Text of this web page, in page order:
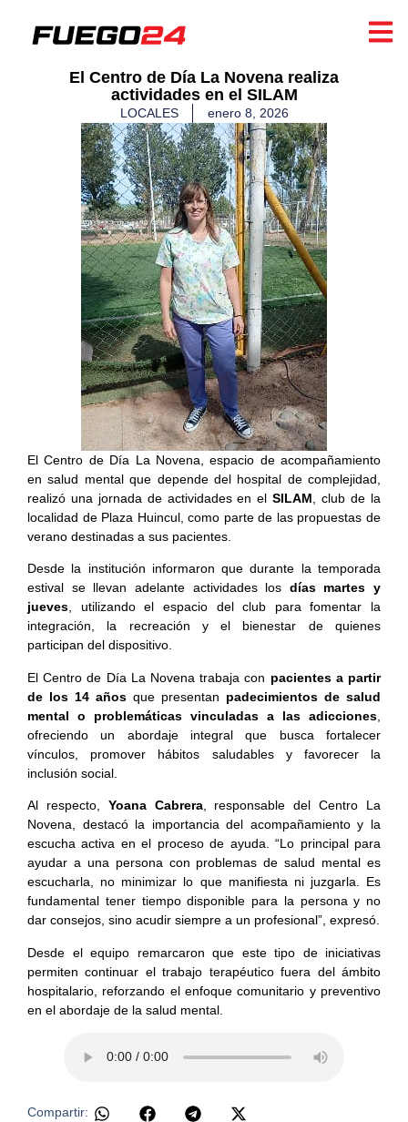
El Centro de Día La Novena realiza
actividades en el SILAM
LOCALES enero 8, 2026
El Centro de Día La Novena, espacio de acompañamiento
en salud mental que depende del hospital de complejidad,
realizó una jornada de actividades en elSILAM , club de la
localidad de Plaza Huincul, como parte de las propuestas de
verano destinadas a sus pacientes.
Desde la institución informaron que durante la temporada
estival se llevan adelante actividades los días martes y
jueves, utilizando el espacio del club para fomentar la
integración, la recreación y el bienestar de quienes
participan del dispositivo.
El Centro de Día La Novena trabaja con pacientes a partir
de los 14 años que presentan padecimientos de salud
mental o problemáticas vinculadas a las adicciones
ofreciendo un abordaje integral que busca fortalecer
vínculos, promover hábitos saludables y favorecer la
inclusión social.
Al respecto, Yoana Cabrera, responsable del Centro La
Novena, destacó la importancia del acompañamiento y la
escucha activa en el proceso de ayuda. “Lo principal para
ayudar a una persona con problemas de salud mental es
escucharla, no minimizar lo que manifiesta ni juzgarla. Es
fundamental tener tiempo disponible para la persona y no
dar consejos, sino acudir siempre a un profesional”, expresó.
Desde el equipo remarcaron que este tipo de iniciativas
permiten continuar el trabajo terapéutico fuera del ámbito
hospitalario, reforzando el enfoque comunitario y preventivo
en el abordaje de la salud mental.
Compartir: